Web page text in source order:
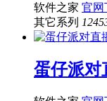
软件之家 官网
其它系列
蛋仔派对